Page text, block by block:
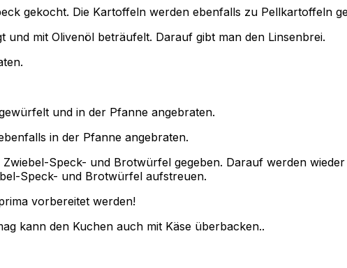
gekocht. Die Kartoffeln werden ebenfalls zu Pellkartoffeln
mit Olivenöl beträufelt. Darauf gibt man den Linsenbrei.
und in der Pfanne angebraten.
in der Pfanne angebraten.
Speck- und Brotwürfel gegeben. Darauf werden
Speck- und Brotwürfel aufstreuen.
vorbereitet werden!
kann den Kuchen auch mit Käse überbacken..